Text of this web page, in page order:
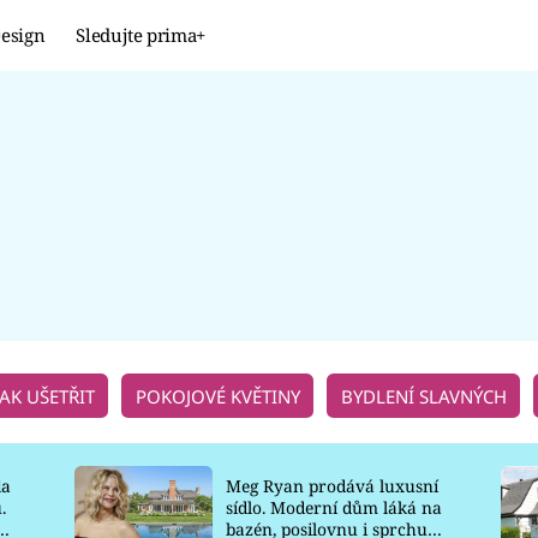
Sledujte prima+
UŠETŘIT POKOJOVÉ KVĚTINY BYDLENÍ SLAVNÝCH
Meg Ryan prodává luxusní
sídlo. Moderní dům láká na
bazén, posilovnu i sprchu